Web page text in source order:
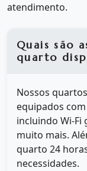
atendimento.
Quais são
quarto
Nossos
equipados
incluindo Wi-Fi
muito mais.
quarto 24
necessidades.